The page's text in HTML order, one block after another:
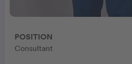
POSITION
Consultant